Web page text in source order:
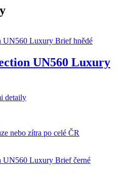
UN560 Luxury
detaily
nebo zítra po celé ČR